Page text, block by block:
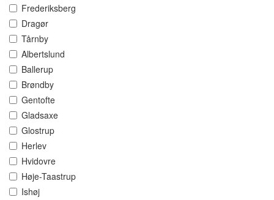
Frederiksberg
Dragør
Tårnby
Albertslund
Ballerup
Brøndby
Gentofte
Gladsaxe
Glostrup
Herlev
Hvidovre
Høje-Taastrup
Ishøj